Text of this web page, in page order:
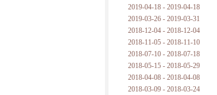
2019-04-18 - 2019-04-18
2019-03-26 - 2019-03-31
2018-12-04 - 2018-12-04
2018-11-05 - 2018-11-10
2018-07-10 - 2018-07-18
2018-05-15 - 2018-05-29
2018-04-08 - 2018-04-08
2018-03-09 - 2018-03-24